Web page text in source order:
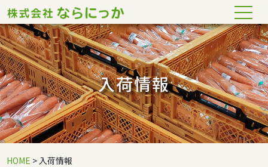
入荷情報
HOME > 入荷情報